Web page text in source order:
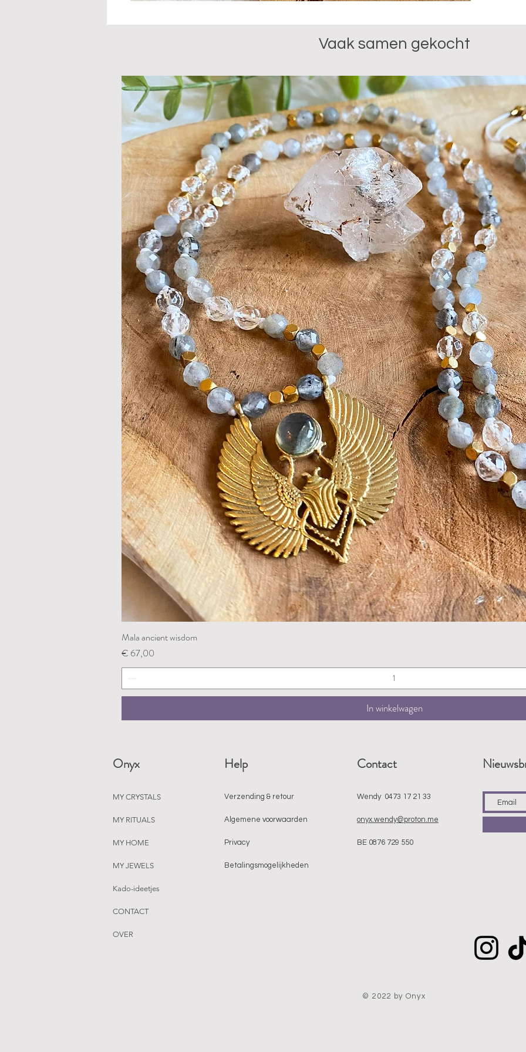
en
geschikt
mensen.
Vaak samen gekocht
Mala ancient wisdom
Prijs
€ 67,00
In winkelwagen
Onyx
MY CRYSTALS
MY RITUALS
MY HOME
MY JEWELS
Kado-ideetjes
CONTACT
OVER
Help
Verzending & retour
Algemene voorwaarden
Privacy
Betalingsmogelijkheden
Contact
Wendy 0473 17 21 33
onyx.wendy@proton.me
BE 0876 729 550
© 2022 by Onyx